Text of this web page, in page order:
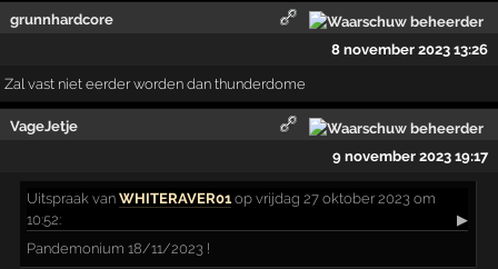
grunnhardcore
8 november 2023 13:26
Zal vast niet eerder worden dan thunderdome
VageJetje
9 november 2023 19:17
Uitspraak vanWHITERAVER01op vrijdag 27 oktober 2023 om
10:52:
▶
Pandemonium 18/11/2023 !